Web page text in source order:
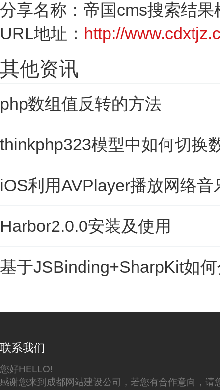
分享名称：帝国cms搜索结
URL地址： http://
其他资讯
php数组值反转的方法
thinkphp323模型中如何切换
iOS利用AVPlayer播放网络音
Harbor2.0.0安装及使用
基于JSBinding+SharpKit如
联系我们
您好HELLO!
感谢您来到成都网站建设公司，若您有合作意向，请